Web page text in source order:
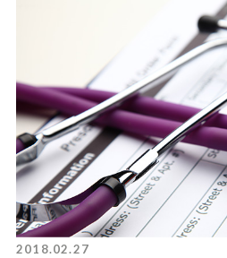
2018.02.27